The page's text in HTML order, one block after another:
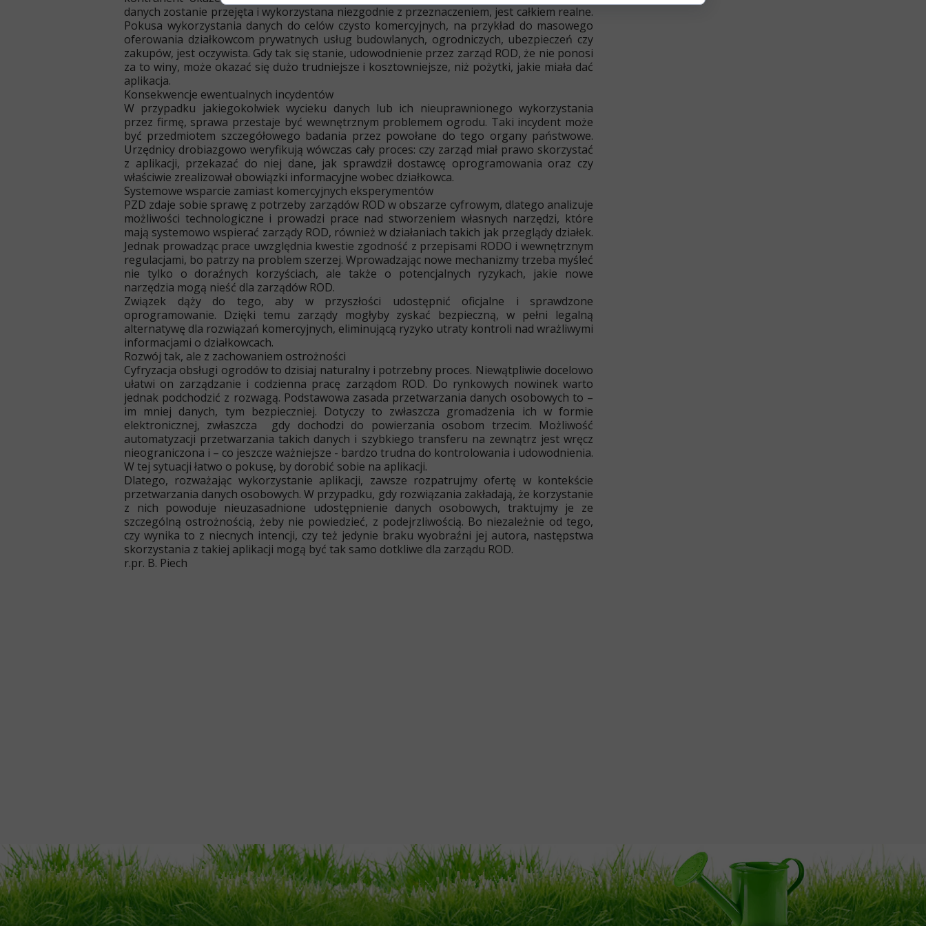
danych zostanie przejęta i wykorzystana niezgodnie z przeznaczeniem, jest całkiem realne.
Pokusa wykorzystania danych do celów czysto komercyjnych, na przykład do masowego
oferowania działkowcom prywatnych usług budowlanych, ogrodniczych, ubezpieczeń czy
zakupów, jest oczywista. Gdy tak się stanie, udowodnienie przez zarząd ROD, że nie ponosi
za to winy, może okazać się dużo trudniejsze i kosztowniejsze, niż pożytki, jakie miała dać
aplikacja.
Konsekwencje ewentualnych incydentów
W przypadku jakiegokolwiek wycieku danych lub ich nieuprawnionego wykorzystania
przez firmę, sprawa przestaje być wewnętrznym problemem ogrodu. Taki incydent może
być przedmiotem szczegółowego badania przez powołane do tego organy państwowe.
Urzędnicy drobiazgowo weryfikują wówczas cały proces: czy zarząd miał prawo skorzystać
z aplikacji, przekazać do niej dane, jak sprawdził dostawcę oprogramowania oraz czy
właściwie zrealizował obowiązki informacyjne wobec działkowca.
Systemowe wsparcie zamiast komercyjnych eksperymentów
PZD zdaje sobie sprawę z potrzeby zarządów ROD w obszarze cyfrowym, dlatego analizuje
możliwości technologiczne i prowadzi prace nad stworzeniem własnych narzędzi, które
mają systemowo wspierać zarządy ROD, również w działaniach takich jak przeglądy działek.
Jednak prowadząc prace uwzględnia kwestie zgodność z przepisami RODO i wewnętrznym
regulacjami, bo patrzy na problem szerzej. Wprowadzając nowe mechanizmy trzeba myśleć
nie tylko o doraźnych korzyściach, ale także o potencjalnych ryzykach, jakie nowe
narzędzia mogą nieść dla zarządów ROD.
Związek dąży do tego, aby w przyszłości udostępnić oficjalne i sprawdzone
oprogramowanie. Dzięki temu zarządy mogłyby zyskać bezpieczną, w pełni legalną
alternatywę dla rozwiązań komercyjnych, eliminującą ryzyko utraty kontroli nad wrażliwymi
informacjami o działkowcach.
Rozwój tak, ale z zachowaniem ostrożności
Cyfryzacja obsługi ogrodów to dzisiaj naturalny i potrzebny proces. Niewątpliwie docelowo
ułatwi on zarządzanie i codzienna pracę zarządom ROD. Do rynkowych nowinek warto
jednak podchodzić z rozwagą. Podstawowa zasada przetwarzania danych osobowych to –
im mniej danych, tym bezpieczniej. Dotyczy to zwłaszcza gromadzenia ich w formie
elektronicznej, zwłaszcza gdy dochodzi do powierzania osobom trzecim. Możliwość
automatyzacji przetwarzania takich danych i szybkiego transferu na zewnątrz jest wręcz
nieograniczona i – co jeszcze ważniejsze - bardzo trudna do kontrolowania i udowodnienia.
W tej sytuacji łatwo o pokusę, by dorobić sobie na aplikacji.
Dlatego, rozważając wykorzystanie aplikacji, zawsze rozpatrujmy ofertę w kontekście
przetwarzania danych osobowych. W przypadku, gdy rozwiązania zakładają, że korzystanie
z nich powoduje nieuzasadnione udostępnienie danych osobowych, traktujmy je ze
szczególną ostrożnością, żeby nie powiedzieć, z podejrzliwością. Bo niezależnie od tego,
czy wynika to z niecnych intencji, czy też jedynie braku wyobraźni jej autora, następstwa
skorzystania z takiej aplikacji mogą być tak samo dotkliwe dla zarządu ROD.
r.pr. B. Piech